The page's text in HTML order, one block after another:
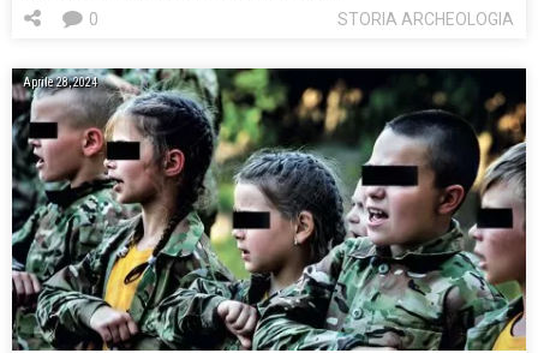
STORIA ARCHEOLOGIA
0
Aprile 28, 2024